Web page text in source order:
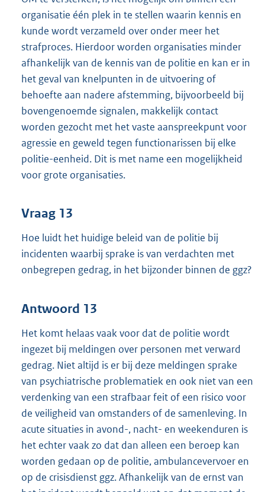
organisatie één plek in te stellen waarin kennis en
kunde wordt verzameld over onder meer het
strafproces. Hierdoor worden organisaties minder
afhankelijk van de kennis van de politie en kan er in
het geval van knelpunten in de uitvoering of
behoefte aan nadere afstemming, bijvoorbeeld bij
bovengenoemde signalen, makkelijk contact
worden gezocht met het vaste aanspreekpunt voor
agressie en geweld tegen functionarissen bij elke
politie-eenheid. Dit is met name een mogelijkheid
voor grote organisaties.
Vraag 13
Hoe luidt het huidige beleid van de politie bij
incidenten waarbij sprake is van verdachten met
onbegrepen gedrag, in het bijzonder binnen de ggz?
Antwoord 13
Het komt helaas vaak voor dat de politie wordt
ingezet bij meldingen over personen met verward
gedrag. Niet altijd is er bij deze meldingen sprake
van psychiatrische problematiek en ook niet van een
verdenking van een strafbaar feit of een risico voor
de veiligheid van omstanders of de samenleving. In
acute situaties in avond-, nacht- en weekenduren is
het echter vaak zo dat dan alleen een beroep kan
worden gedaan op de politie, ambulancevervoer en
op de crisisdienst ggz. Afhankelijk van de ernst van